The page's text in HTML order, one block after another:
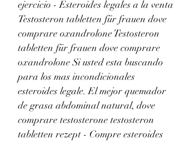
ejercicio - Esteroides legales a la venta
Testosteron tabletten für frauen dove
comprare oxandrolone Testosteron
tabletten für frauen dove comprare
oxandrolone Si usted esta buscando
para los mas incondicionales
esteroides legale. El mejor quemador
de grasa abdominal natural, dove
comprare testosterone testosteron
tabletten rezept - Compre esteroides